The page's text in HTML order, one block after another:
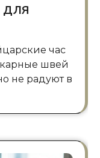
для
швей
не радуют в